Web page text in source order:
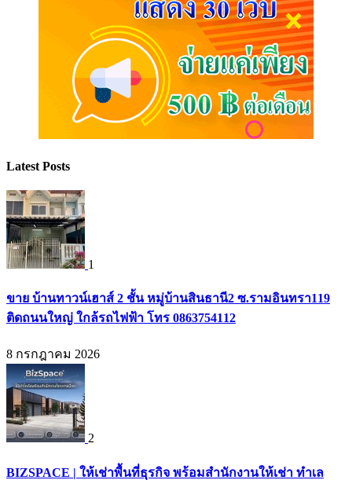
Latest Posts
1
ขาย บ้านทาวน์เฮาส์ 2 ชั้น หมู่บ้านสินธานี2 ซ.รามอินทรา119
ติดถนนใหญ่ ใกล้รถไฟฟ้า โทร 0863754112
8 กรกฎาคม 2026
2
BIZSPACE | ให้เช่าพื้นที่ธุรกิจ พร้อมสำนักงานให้เช่า ทำเล